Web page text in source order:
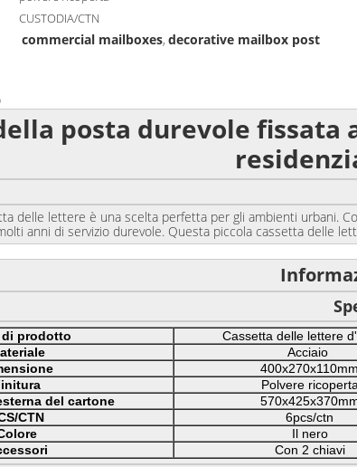
CUSTODIA/CTN
commercial mailboxes,decorative mailbox post
posta durevole
è una scelta perfetta per gli ambienti urbani. Con
anni di servizio durevole. Questa piccola cassetta delle
di prodotto
Cassetta delle lettere
Acciaio
400x270x110mm
Polvere ricoperta
del cartone
CTN
6pcs/ctn
Il nero
Con 2 chiavi